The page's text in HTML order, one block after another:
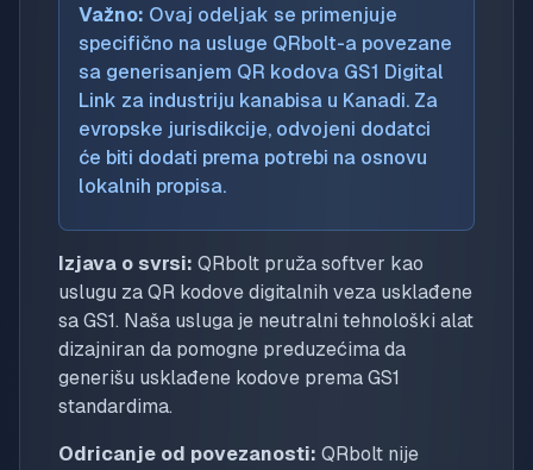
Važno: Ovaj odeljak se primenjuje
specifično na usluge QRbolt-a povezane
sa generisanjem QR kodova GS1 Digital
Link za industriju kanabisa u Kanadi. Za
evropske jurisdikcije, odvojeni dodatci
će biti dodati prema potrebi na osnovu
lokalnih propisa.
Izjava o svrsi: QRbolt pruža softver kao
uslugu za QR kodove digitalnih veza usklađene
sa GS1. Naša usluga je neutralni tehnološki alat
dizajniran da pomogne preduzećima da
generišu usklađene kodove prema GS1
standardima.
Odricanje od povezanosti: QRbolt nije